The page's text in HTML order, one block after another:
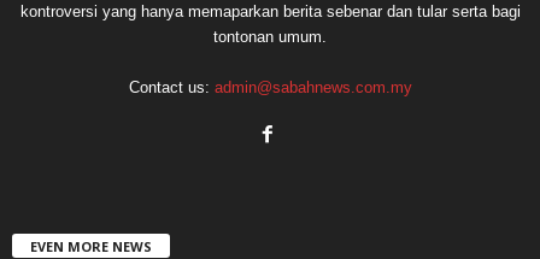
kontroversi yang hanya memaparkan berita sebenar dan tular serta bagi
tontonan umum.
Contact us: admin@sabahnews.com.my
EVEN MORE NEWS